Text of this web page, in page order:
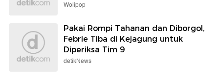
Wolipop
Pakai Rompi Tahanan dan Diborgol,
Febrie Tiba di Kejagung untuk
Diperiksa Tim 9
detikNews